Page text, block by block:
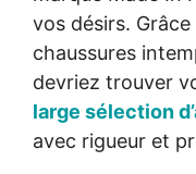
vos désirs.
chaussures
devriez trouver
large sélection
avec rigueur et